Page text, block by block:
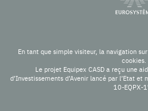
En tant que simple visiteur, la navigation
cookies.
Le projet Equipex CASD a reçu une
d’Investissements d’Avenir lancé par l’Etat et
10-EQPX-